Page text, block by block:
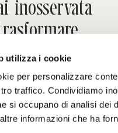
utilizza i cookie
per personalizzare
traffico. Condividiamo
si occupano di analisi dei
informazioni che ha
inosservata
qualcosa